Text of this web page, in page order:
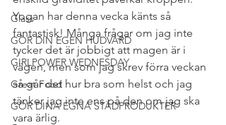
Glass
GÖR DIN EGEN HUDVÅRD
GIRLPOWER WEDNESDAY
Great Food
GÖR DINA EGNA STÄDPRODUKTER
Yogan har denna vecka känts så
fantastisk! Många frågar om jag inte
tycker det är jobbigt att magen är i
vägen, men som jag skrev förra veckan
så går det hur bra som helst och jag
tänker jag inte ens på den om jag ska
vara ärlig.